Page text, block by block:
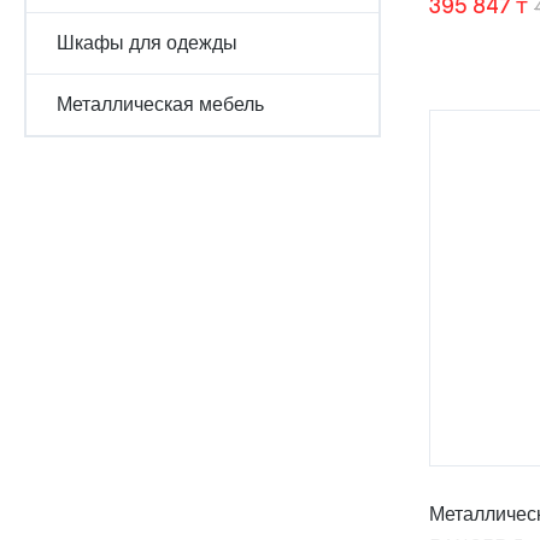
395 847 ₸
Шкафы для одежды
Металлическая мебель